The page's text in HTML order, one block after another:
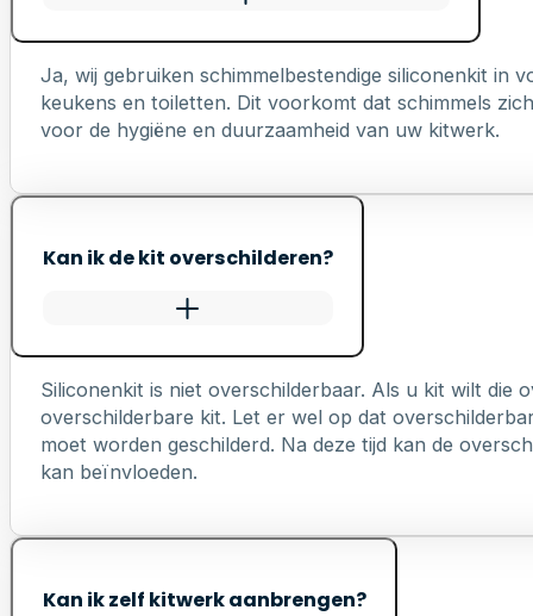
Ja, wij gebruiken schimmelbestendige siliconenkit in
keukens en toiletten. Dit voorkomt dat schimmels
voor de hygiëne en duurzaamheid van uw kitwerk.
Kan ik de kit overschilderen?
Siliconenkit is niet overschilderbaar. Als u kit wilt die
overschilderbare kit. Let er wel op dat
moet worden geschilderd. Na deze tijd kan de
kan beïnvloeden.
Kan ik zelf kitwerk aanbrengen?